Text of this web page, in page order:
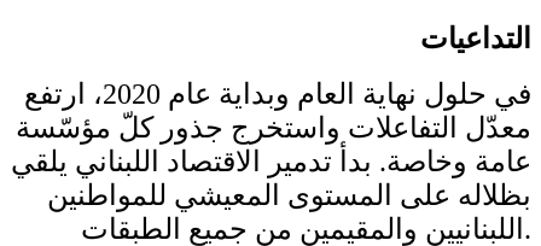
التداعيات
في حلول نهاية العام وبداية عام 2020، ارتفع
معدّل التفاعلات واستخرج جذور كلّ مؤسّسة
عامة وخاصة. بدأ تدمير الاقتصاد اللبناني يلقي
بظلاله على المستوى المعيشي للمواطنين
اللبنانيين والمقيمين من جميع الطبقات.